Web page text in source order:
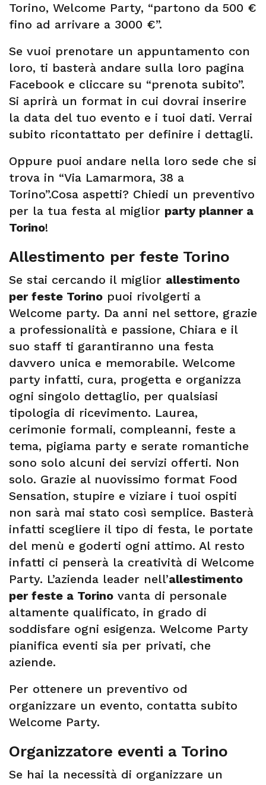
Torino, Welcome Party, “partono da 500 €
fino ad arrivare a 3000 €”.
Se vuoi prenotare un appuntamento con
loro, ti basterà andare sulla loro pagina
Facebook e cliccare su “prenota subito”.
Si aprirà un format in cui dovrai inserire
la data del tuo evento e i tuoi dati. Verrai
subito ricontattato per definire i dettagli.
Oppure puoi andare nella loro sede che si
trova in “Via Lamarmora, 38 a
Torino”.Cosa aspetti? Chiedi un preventivo
per la tua festa al miglior party planner a
Torino!
Allestimento per feste Torino
Se stai cercando il miglior allestimento
per feste Torino puoi rivolgerti a
Welcome party. Da anni nel settore, grazie
a professionalità e passione, Chiara e il
suo staff ti garantiranno una festa
davvero unica e memorabile. Welcome
party infatti, cura, progetta e organizza
ogni singolo dettaglio, per qualsiasi
tipologia di ricevimento. Laurea,
cerimonie formali, compleanni, feste a
tema, pigiama party e serate romantiche
sono solo alcuni dei servizi offerti. Non
solo. Grazie al nuovissimo format Food
Sensation, stupire e viziare i tuoi ospiti
non sarà mai stato così semplice. Basterà
infatti scegliere il tipo di festa, le portate
del menù e goderti ogni attimo. Al resto
infatti ci penserà la creatività di Welcome
Party. L’azienda leader nell’allestimento
per feste a Torino vanta di personale
altamente qualificato, in grado di
soddisfare ogni esigenza. Welcome Party
pianifica eventi sia per privati, che
aziende.
Per ottenere un preventivo od
organizzare un evento, contatta subito
Welcome Party.
Organizzatore eventi a Torino
Se hai la necessità di organizzare un